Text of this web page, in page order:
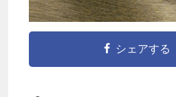
シェアする